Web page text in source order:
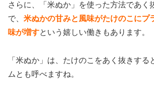
さらに、「米ぬか」を使った方法であく
で、 米ぬかの甘みと風味がたけのこにプ
味が増すという嬉しい働きもあります。
「米ぬか」は、たけのこをあく抜きする
ムとも呼べますね。